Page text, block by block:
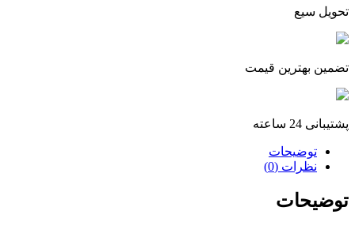
تحویل سیع
تضمین بهترین قیمت
پشتیبانی 24 ساعته
توضیحات
نظرات (0)
توضیحات